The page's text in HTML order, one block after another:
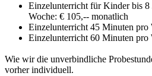
Einzelunterricht für Kinder bis 8
Woche: € 105,-- monatlich
Einzelunterricht 45 Minuten pro
Einzelunterricht 60 Minuten pro
Wie wir die unverbindliche
vorher individuell.